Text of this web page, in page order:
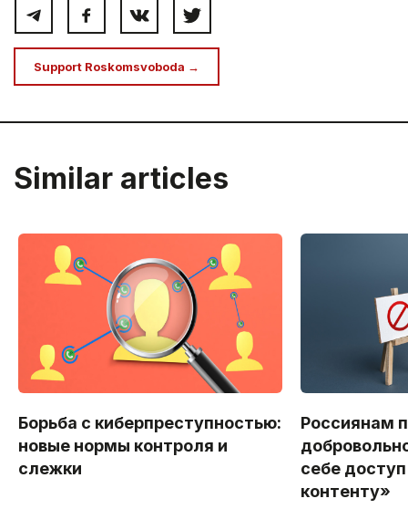
Support Roskomsvoboda →
Similar articles
Борьба с киберпреступностью:
новые нормы контроля и
слежки
Россиянам
себе
контенту»